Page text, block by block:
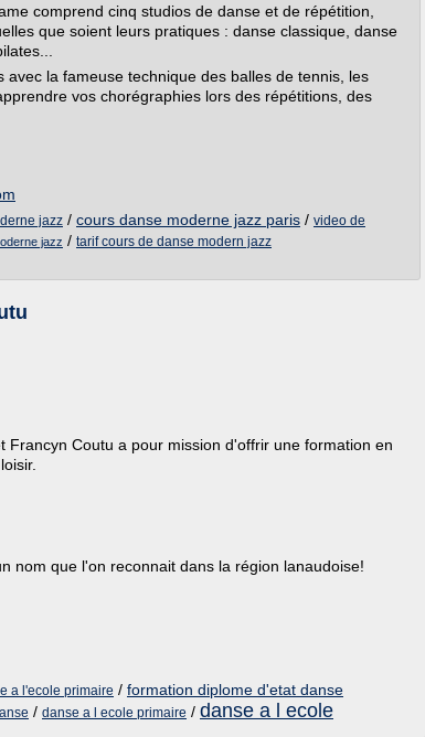
comprend cinq studios de danse et de répétition,
que soient leurs pratiques : danse classique, danse
la fameuse technique des balles de tennis, les
vos chorégraphies lors des répétitions, des
jazz / cours danse moderne jazz paris / video de
jazz / tarif cours de danse modern jazz
Coutu a pour mission d'offrir une formation en
nom que l'on reconnait dans la région lanaudoise!
a l'ecole primaire / formation diplome d'etat danse
/ danse a l ecole primaire / danse a l ecole